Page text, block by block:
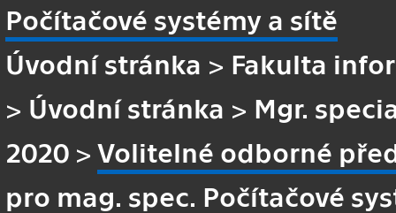
Počítačové systémy a sítě
Úvodní stránka > Fakulta
> Úvodní stránka > Mgr.
2020 >Volitelné odborné
pro mag. spec. Počítačové